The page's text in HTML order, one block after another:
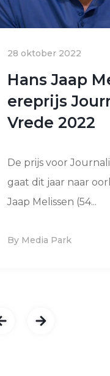
28 oktober 2022
Hans Jaap
ereprijs
Vrede 2022
De prijs voor
gaat dit jaar naar
Jaap Melissen (54...
By Media Park